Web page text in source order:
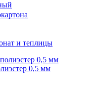
и теплицы
0,5 мм